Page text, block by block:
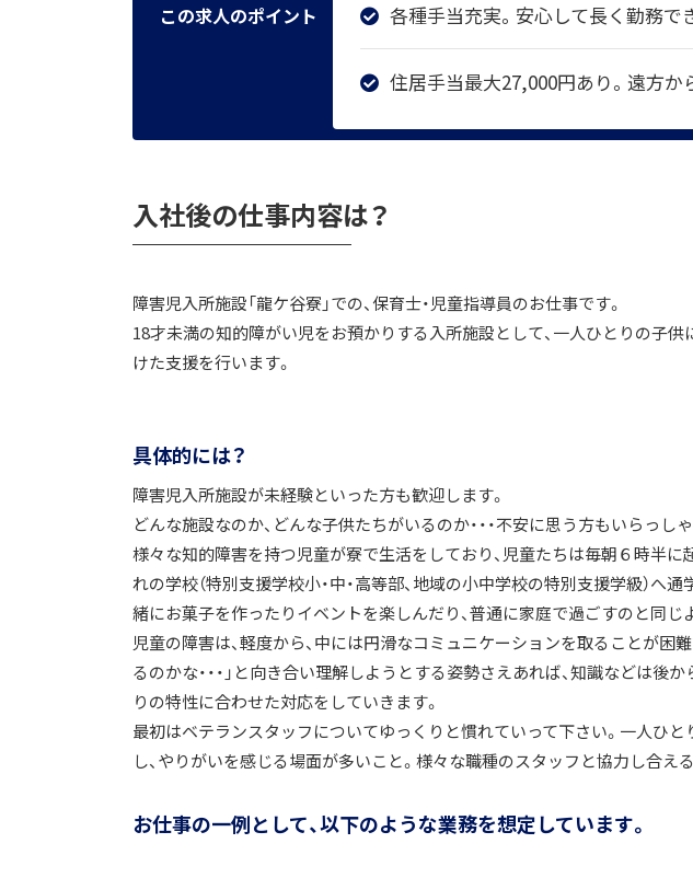
この求人のポイント 各種手当充実。安心して長く勤務で
住居手当最大27,000円あり。遠方か
入社後の仕事内容は？
障害児入所施設「龍ケ谷寮」での、保育士・児童指導員のお仕事です。
18才未満の知的障がい児をお預かりする入所施設として、一人ひとりの子
けた支援を行います。
具体的には？
障害児入所施設が未経験といった方も歓迎します。
どんな施設なのか、どんな子供たちがいるのか・・・不安に思う方もいらっし
様々な知的障害を持つ児童が寮で生活をしており、児童たちは毎朝６時半に
れの学校（特別支援学校小・中・高等部、地域の小中学校の特別支援学級）へ
緒にお菓子を作ったりイベントを楽しんだり、普通に家庭で過ごすのと同じ
児童の障害は、軽度から、中には円滑なコミュニケーションを取ることが困
るのかな・・・」と向き合い理解しようとする姿勢さえあれば、知識などは後
りの特性に合わせた対応をしていきます。
最初はベテランスタッフについてゆっくりと慣れていって下さい。一人ひ
し、やりがいを感じる場面が多いこと。様々な職種のスタッフと協力し合え
お仕事の一例として、以下のような業務を想定しています。